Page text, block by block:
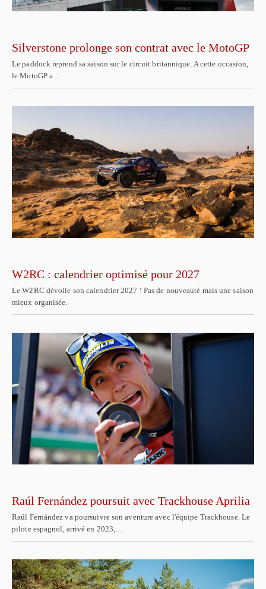
Silverstone prolonge son contrat avec le MotoGP
Le paddock reprend sa saison sur le circuit britannique. A cette occasion,
le MotoGP a…
W2RC : calendrier optimisé pour 2027
Le W2RC dévoile son calendrier 2027 ! Pas de nouveauté mais une saison
mieux organisée.
Raúl Fernández poursuit avec Trackhouse Aprilia
Raúl Fernández va poursuivre son aventure avec l'équipe Trackhouse. Le
pilote espagnol, arrivé en 2023,…